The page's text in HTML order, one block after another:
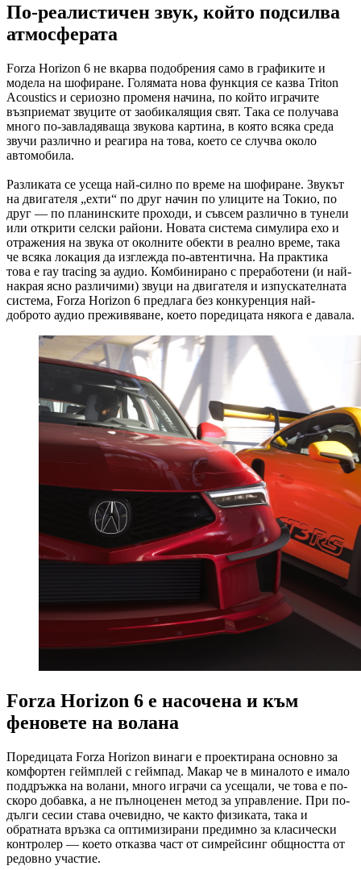
По-реалистичен звук, който подсилва
атмосферата
Forza Horizon 6 не вкарва подобрения само в графиките и
модела на шофиране. Голямата нова функция се казва Triton
Acoustics и сериозно променя начина, по който играчите
възприемат звуците от заобикалящия свят. Така се получава
много по-завладяваща звукова картина, в която всяка среда
звучи различно и реагира на това, което се случва около
автомобила.
Разликата се усеща най-силно по време на шофиране. Звукът
на двигателя „ехти“ по друг начин по улиците на Токио, по
друг — по планинските проходи, и съвсем различно в тунели
или открити селски райони. Новата система симулира ехо и
отражения на звука от околните обекти в реално време, така
че всяка локация да изглежда по-автентична. На практика
това е ray tracing за аудио. Комбинирано с преработени (и най-
накрая ясно различими) звуци на двигателя и изпускателната
система, Forza Horizon 6 предлага без конкуренция най-
доброто аудио преживяване, което поредицата някога е давала.
Forza Horizon 6 е насочена и към
феновете на волана
Поредицата Forza Horizon винаги е проектирана основно за
комфортен геймплей с геймпад. Макар че в миналото е имало
поддръжка на волани, много играчи са усещали, че това е по-
скоро добавка, а не пълноценен метод за управление. При по-
дълги сесии става очевидно, че както физиката, така и
обратната връзка са оптимизирани предимно за класически
контролер — което отказва част от симрейсинг общността от
редовно участие.